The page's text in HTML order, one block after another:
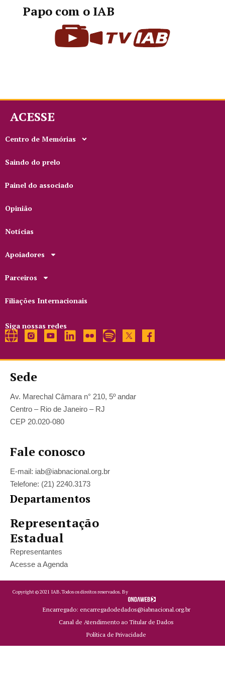
Papo com o IAB
ACESSE
Centro de Memórias
Saindo do prelo
Painel do associado
Opinião
Notícias
Apoiadores
Parceiros
Filiações Internacionais
Siga nossas redes
Sede
Av. Marechal Câmara n° 210, 5º andar
Centro – Rio de Janeiro – RJ
CEP 20.020-080
Fale conosco
E-mail: iab@iabnacional.org.br
Telefone: (21) 2240.3173
Departamentos
Representação
Estadual
Representantes
Acesse a Agenda
Copyright ©2021 IAB.Todos os direitos reservados. By
Encarregado: encarregadodedados@iabnacional.org.br
Canal de Atendimento ao Titular de Dados
Política de Privacidade